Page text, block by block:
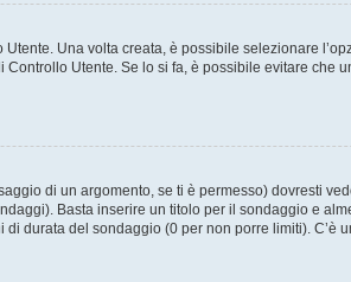
Una volta creata, è possibile selezionare
Utente. Se lo si fa, è possibile evitare che
di un argomento, se ti è permesso) dovresti
Basta inserire un titolo per il sondaggio e
di durata del sondaggio (0 per non porre limiti). C’è